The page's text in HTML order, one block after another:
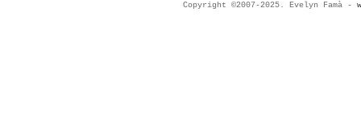
Copyright ©2007-2025. Evelyn Famà -